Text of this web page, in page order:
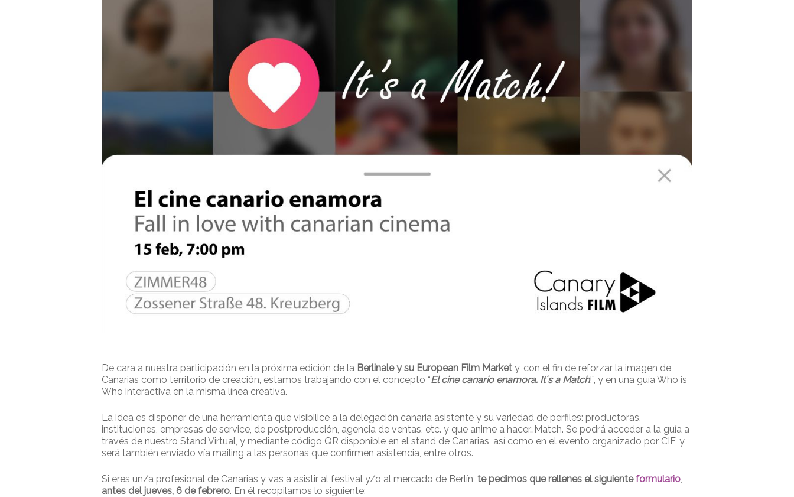
Presione enter para buscar o ESC para cerrar
De cara a nuestra participación en la próxima edición de la Berlinale y su European Film Market y, con el fin de reforzar la imagen de
Canarias como territorio de creación, estamos trabajando con el concepto “El cine canario enamora. It´s a Match!”, y en una guía Who is
Who interactiva en la misma línea creativa.
La idea es disponer de una herramienta que visibilice a la delegación canaria asistente y su variedad de perfiles: productoras,
instituciones, empresas de service, de postproducción, agencia de ventas, etc. y que anime a hacer…Match. Se podrá acceder a la guía a
través de nuestro Stand Virtual, y mediante código QR disponible en el stand de Canarias, así como en el evento organizado por CIF, y
será también enviado vía mailing a las personas que confirmen asistencia, entre otros.
Si eres un/a profesional de Canarias y vas a asistir al festival y/o al mercado de Berlín, te pedimos que rellenes el siguienteformulario,
antes del jueves, 6 de febrero. En él recopilamos lo siguiente: